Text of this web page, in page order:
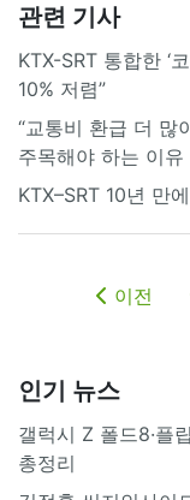
관련 기사
KTX-SRT 통합한 ‘
10% 저렴”
“교통비 환급 더 많
주목해야 하는 이유
KTX–SRT 10년 만
이전
인기 뉴스
갤럭시 Z 폴드8·플
총정리